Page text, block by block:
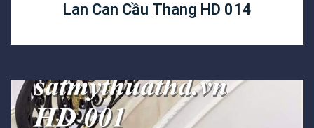
Lan Can Cầu Thang HD 014